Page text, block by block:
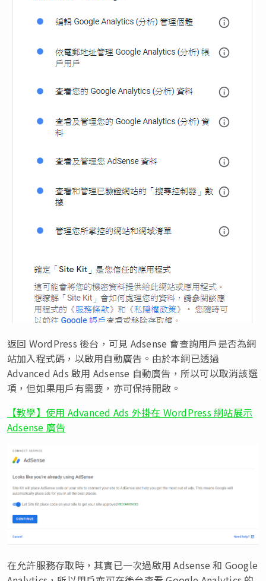
返回 WordPress 後台，可見 Adsense 會查詢用戶是否為網
站加入程式碼，以啟用自動廣告。由於本網已透過
Advanced Ads 啟用 Adsense 自動廣告，所以可以取消該選
項，但如果用戶有需要，亦可保持開啟。
【教學】使用 Advanced Ads 外掛在 WordPress 網站展示
Adsense 廣告
在允許服務存取時，其實已一次過啟用 Adsense 和 Google